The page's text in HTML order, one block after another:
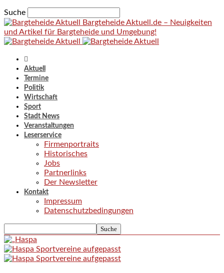
Suche
Bargteheide Aktuell.de – Neuigkeiten
und Artikel für Bargteheide und Umgebung!
Aktuell
Termine
Politik
Wirtschaft
Sport
Stadt News
Veranstaltungen
Leserservice
Firmenportraits
Historisches
Jobs
Partnerlinks
Der Newsletter
Kontakt
Impressum
Datenschutzbedingungen